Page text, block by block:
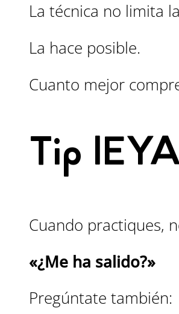
La técnica no limita
La hace posible.
Cuanto mejor
Tip
Cuando practiques,
«¿Me ha salido?»
Pregúntate también: